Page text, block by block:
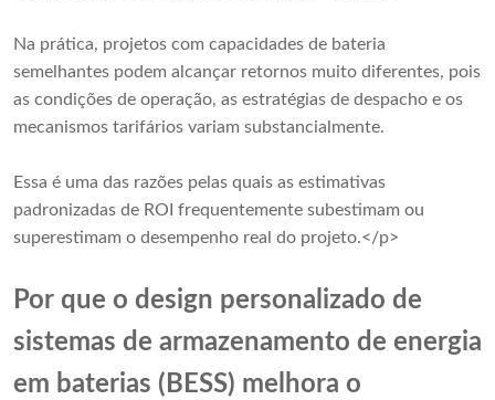
Na prática, projetos com capacidades de bateria
semelhantes podem alcançar retornos muito diferentes, pois
as condições de operação, as estratégias de despacho e os
mecanismos tarifários variam substancialmente.
Essa é uma das razões pelas quais as estimativas
padronizadas de ROI frequentemente subestimam ou
superestimam o desempenho real do projeto.</p>
Por que o design personalizado de
sistemas de armazenamento de energia
em baterias (BESS) melhora o